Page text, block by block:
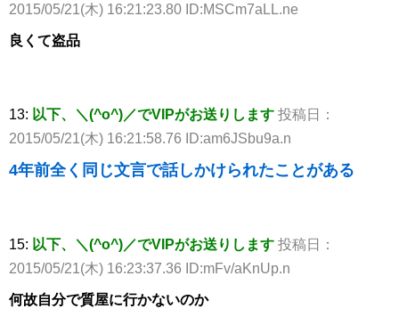
2015/05/21(木) 16:21:23.80 ID:MSCm7aLL.ne
良くて盗品
13: 以下、＼(^o^)／でVIPがお送りします 投稿日：
2015/05/21(木) 16:21:58.76 ID:am6JSbu9a.n
4年前全く同じ文言で話しかけられたことがある
15: 以下、＼(^o^)／でVIPがお送りします 投稿日：
2015/05/21(木) 16:23:37.36 ID:mFv/aKnUp.n
何故自分で質屋に行かないのか